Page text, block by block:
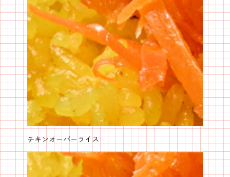
チキンオーバーライス